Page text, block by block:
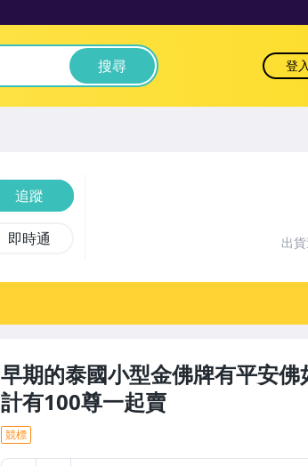
搜尋 登入
早期的泰國小型金佛牌有平安
計有100尊一起賣
競標
追蹤
即時通 出